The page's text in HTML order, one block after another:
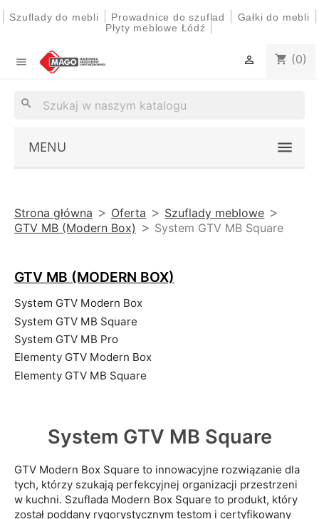
Szuflady do mebli Prowadnice do szuflad Gałki do mebli
Płyty meblowe Łódź
 shopping_cart (0)

search
MENU
Strona główna Oferta
Szuflady meblowe
GTV MB (Modern Box)
System GTV MB Square
GTV MB (MODERN BOX)
System GTV Modern Box
System GTV MB Square
System GTV MB Pro
Elementy GTV Modern Box
Elementy GTV MB Square
System GTV MB Square
GTV Modern Box Square to innowacyjne rozwiązanie dla
tych, którzy szukają perfekcyjnej organizacji przestrzeni
w kuchni. Szuflada Modern Box Square to produkt, który
został poddany rygorystycznym testom i certyfikowany